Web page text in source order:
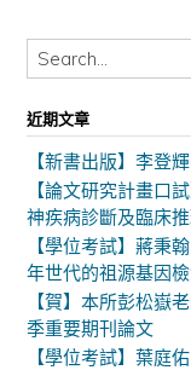
近期文章
【新書出版】李登
【論文研究計畫口
神疾病診斷及臨床
【學位考試】蔣秉
年世代的祖源基因
【賀】本所彭松嶽
季重要期刊論文
【學位考試】葉庭